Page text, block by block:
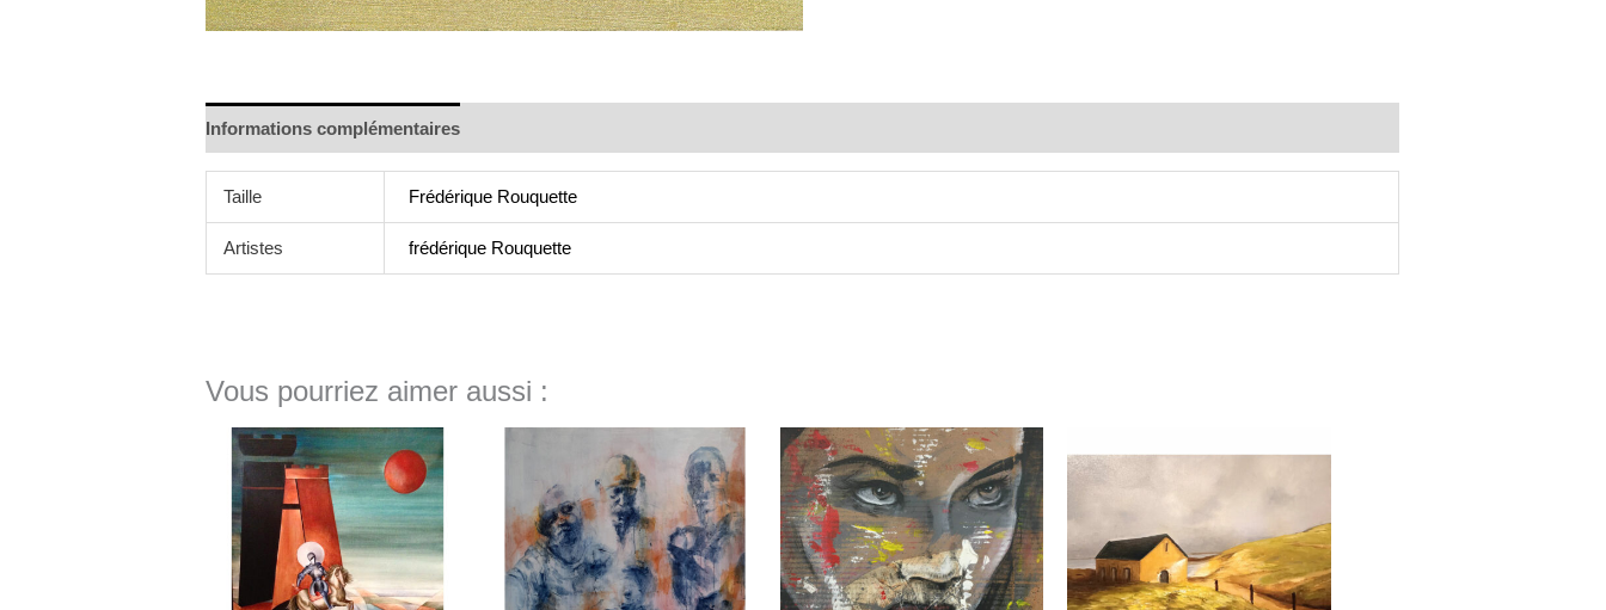
Informations complémentaires
Taille Frédérique Rouquette
Artistes frédérique Rouquette
Vous pourriez aimer aussi :